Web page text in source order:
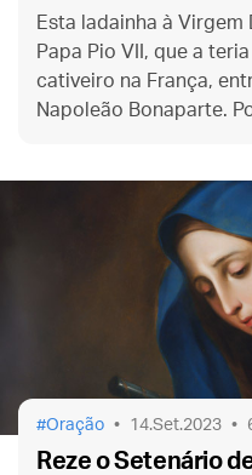
Esta ladainha à
Papa Pio VII, que a
cativeiro na França,
Napoleão Bonaparte.
Oração 14.Set.2023
Reze o Setenário